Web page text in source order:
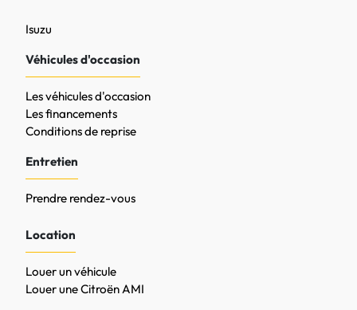
Isuzu
Véhicules d'occasion
Les véhicules d'occasion
Les financements
Conditions de reprise
Entretien
Prendre rendez-vous
Location
Louer un véhicule
Louer une Citroën AMI